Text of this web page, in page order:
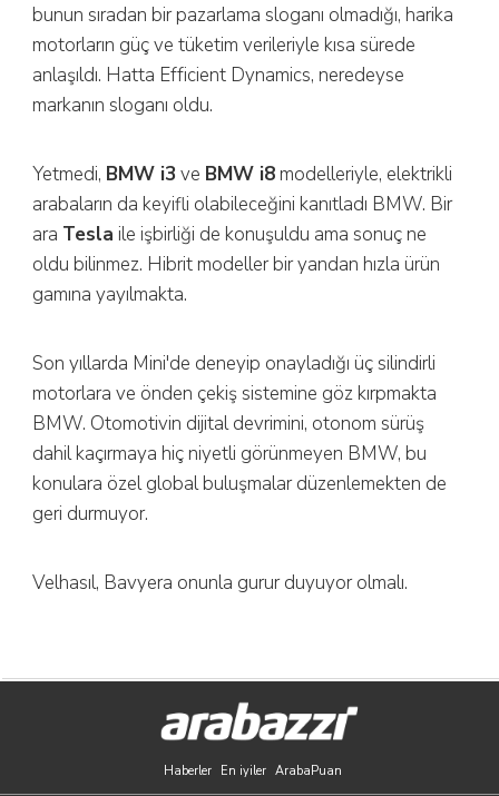
bunun sıradan bir pazarlama sloganı olmadığı, harika
motorların güç ve tüketim verileriyle kısa sürede
anlaşıldı. Hatta Efficient Dynamics, neredeyse
markanın sloganı oldu.
Yetmedi, BMW i3 ve BMW i8 modelleriyle, elektrikli
arabaların da keyifli olabileceğini kanıtladı BMW. Bir
ara Tesla ile işbirliği de konuşuldu ama sonuç ne
oldu bilinmez. Hibrit modeller bir yandan hızla ürün
gamına yayılmakta.
Son yıllarda Mini'de deneyip onayladığı üç silindirli
motorlara ve önden çekiş sistemine göz kırpmakta
BMW. Otomotivin dijital devrimini, otonom sürüş
dahil kaçırmaya hiç niyetli görünmeyen BMW, bu
konulara özel global buluşmalar düzenlemekten de
geri durmuyor.
Velhasıl, Bavyera onunla gurur duyuyor olmalı.
Haberler En iyiler ArabaPuan